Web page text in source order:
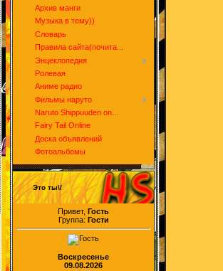
Архив манги
Музыка в тему))
Словарь
Правила сайта(почита...
Энцеклопедия
Ролевая
Аниме радио
Фильмы наруто
Naruto Shippuuden on...
Fairy Tail Online
Доска объявлений
Фотоальбомы
Это ты\/
Привет, Гость
Группа: Гости
Воскресенье
09.08.2026